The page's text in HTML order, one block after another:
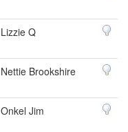
Lizzie Q
Nettie Brookshire
Onkel Jim